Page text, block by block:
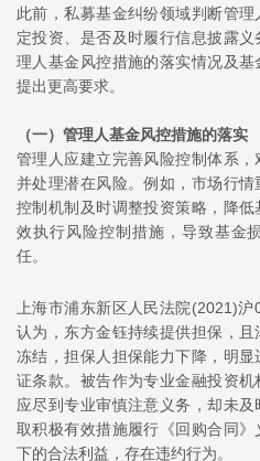
此前，私募基金纠纷领域判断管
定投资、是否及时履行信息披露
理人基金风控措施的落实情况及
提出更高要求。
（一） 管理人基金风控措施的落实
管理人应建立完善风险控制体系
并处理潜在风险。例如，市场行
控制机制及时调整投资策略，降
效执行风险控制措施，导致基金
任。
上海市浦东新区人民法院(2021)
认为， 东方金钰持续提供担保，且
冻结，担保人担保能力下降，明
证条款。被告作为专业金融投资
应尽到专业审慎注意义务，却未
取积极有效措施履行《回购合同》
下的合法利益，存在违约行为。